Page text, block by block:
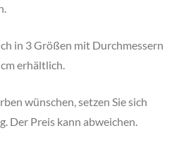
in 3 Größen mit Durchmessern
erhältlich.
wünschen, setzen Sie sich
Der Preis kann abweichen.